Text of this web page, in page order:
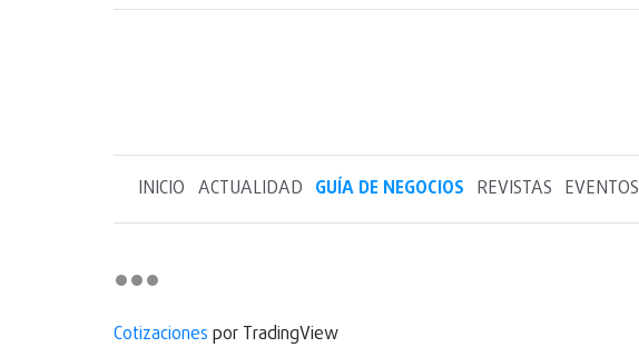
INICIO ACTUALIDAD GUÍA DE NEGOCIOS REVISTAS EVENTOS
Cotizaciones por TradingView